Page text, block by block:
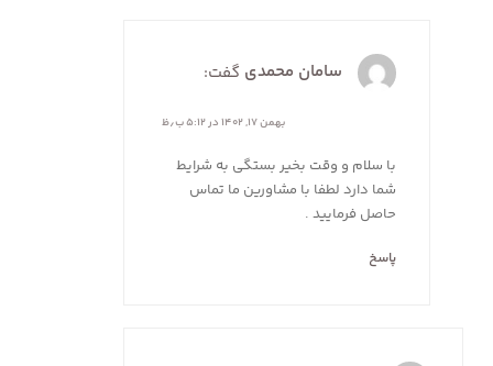
سامان محمدی گفت:
بهمن ۱۷, ۱۴۰۲ در ۵:۱۲ ب٫ظ
با سلام و وقت بخیر بستگی به شرایط
شما دارد لطفا با مشاورین ما تماس
حاصل فرمایید .
پاسخ